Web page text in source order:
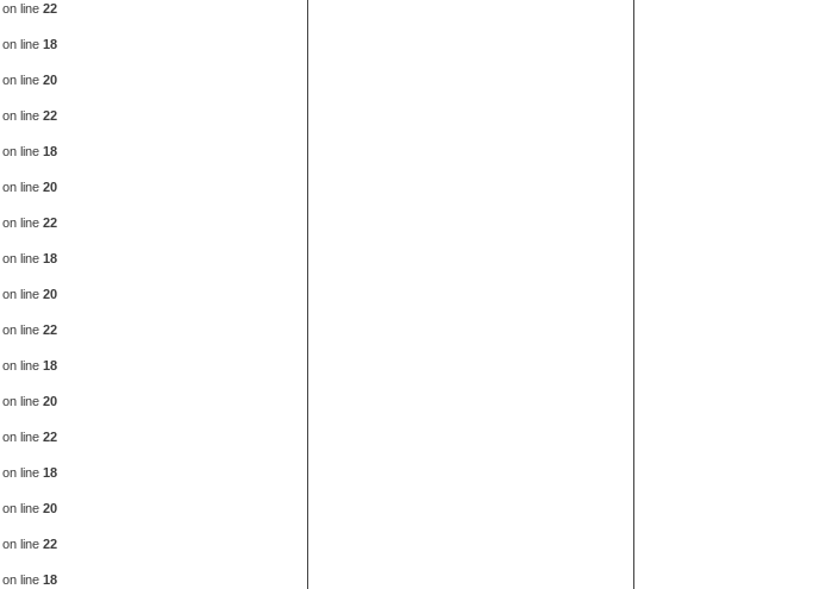
on line 22
on line 18
on line 20
on line 22
on line 18
on line 20
on line 22
on line 18
on line 20
on line 22
on line 18
on line 20
on line 22
on line 18
on line 20
on line 22
on line 18